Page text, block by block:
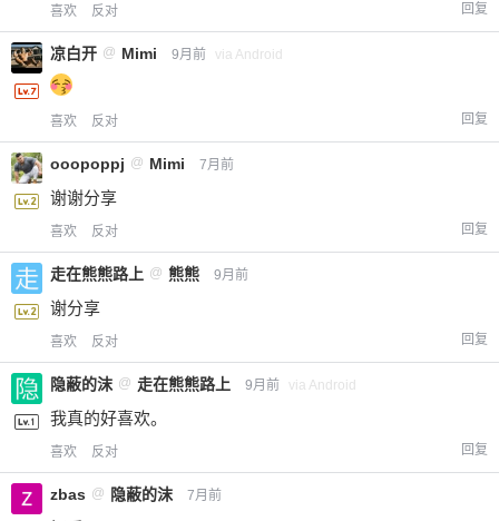
喜欢 反对 回复
凉白开 @ Mimi 9月前 via Android
喜欢 反对 回复
ooopoppj @ Mimi 7月前
谢谢分享
喜欢 反对 回复
走在熊熊路上 @ 熊熊 9月前
谢分享
喜欢 反对 回复
隐蔽的沫 @ 走在熊熊路上 9月前 via Android
我真的好喜欢。
喜欢 反对 回复
zbas @ 隐蔽的沫 7月前